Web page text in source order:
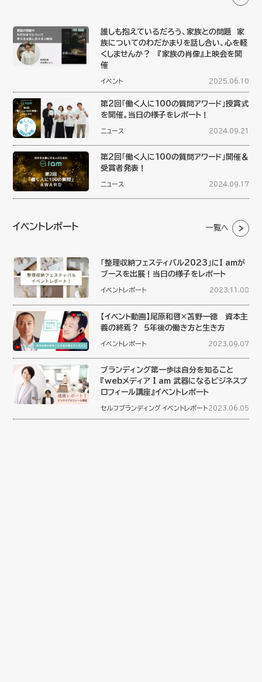
誰しも抱えているだろう、家族との問題 家
族についてのわだかまりを話し合い、心を軽
くしませんか？ 『家族の肖像』上映会を開
催
イベント 2025.06.10
第2回「働く人に100の質問アワード」授賞式
を開催。当日の様子をレポート！
ニュース 2024.09.21
第2回「働く人に100の質問アワード」開催＆
受賞者発表！
ニュース 2024.09.17
イベントレポート 一覧へ
「整理収納フェスティバル2023」にI amが
ブースを出展！当日の様子をレポート
イベントレポート 2023.11.08
【イベント動画】尾原和啓×苫野一徳 資本主
義の終焉？ ５年後の働き方と生き方
イベントレポート 2023.09.07
ブランディング第一歩は自分を知ること
『webメディア I am 武器になるビジネスプ
ロフィール講座』イベントレポート
セルフブランディング イベントレポート 2023.06.05